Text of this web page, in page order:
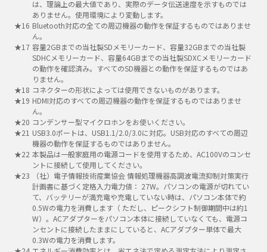
は、理論上の最大値であり、実際のデータ伝送速度を示すものでは
ありません。使用環境により変動します。
Bluetooth対応の全ての周辺機器の動作を保証するものではありませ
ん。
容量2GBまでの当社製SDメモリーカード、容量32GBまでの当社製
SDHCメモリーカード、容量64GBまでの当社製SDXCメモリーカード
の動作を確認済み。すべてのSD機器との動作を保証するものではあ
りません。
コネクターの形状によっては使用できないものがあります。
HDMI対応のすべての周辺機器の動作を保証するものではありませ
ん。
コンデンサー型マイクロホンをお使いください。
USB3.0ポートは、USB1.1/2.0/3.0に対応。USB対応のすべての周辺
機器の動作を保証するものではありません。
本製品は一般家庭用の電源コードを使用するため、AC100Vのコンセ
ントに接続して使用してください。
（社）電子情報技術産業協会 情報処理機器高調波電流抑制対策実行
計画書に基づく定格入力電力値： 27W。パソコンの電源が切れてい
て、バッテリーが満充電や充電していない時は、パソコン本体で約
0.5Wの電力を消費します（ ただし、ピークシフト制御期間中は約1
W）。ACアダプターをパソコン本体に接続していなくても、電源コ
ンセントに接続したままにしていると、ACアダプター単体で最大
0.3Wの電力を消費します。